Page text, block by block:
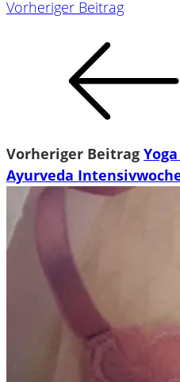
Vorheriger Beitrag
Vorheriger Beitrag
Ayurveda